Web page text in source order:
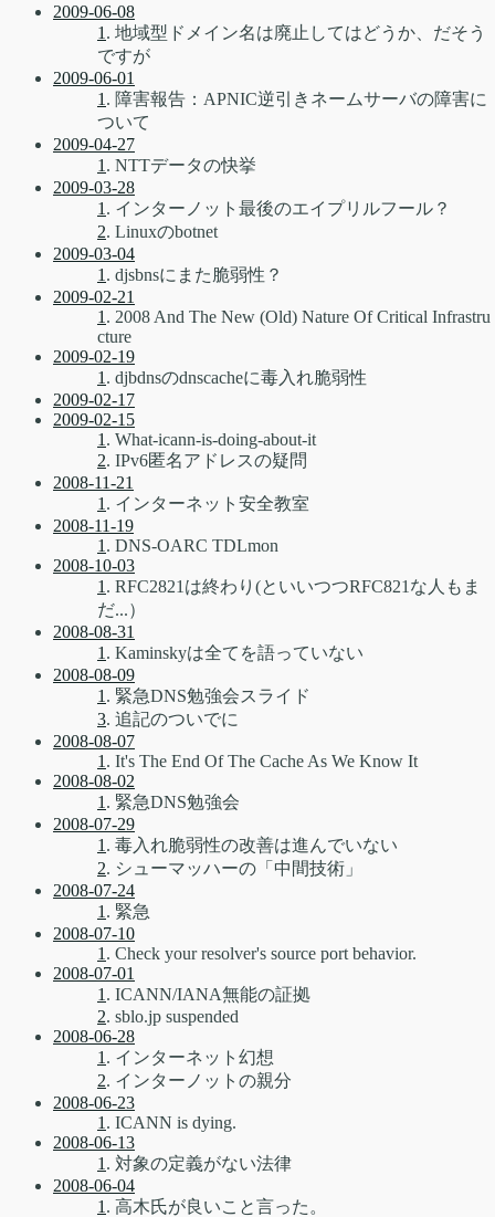
2009-06-08
1 . 地域型ドメイン名は廃止してはどうか、だそう
ですが
2009-06-01
1 . 障害報告：APNIC逆引きネームサーバの障害に
ついて
2009-04-27
1 . NTTデータの快挙
2009-03-28
1 . インターノット最後のエイプリルフール？
2. Linuxのbotnet
2009-03-04
1 . djsbnsにまた脆弱性？
2009-02-21
1 . 2008 And The New (Old) Nature Of Critical Infrastru
cture
2009-02-19
1 . djbdnsのdnscacheに毒入れ脆弱性
2009-02-17
2009-02-15
1 . What-icann-is-doing-about-it
2. IPv6匿名アドレスの疑問
2008-11-21
1 . インターネット安全教室
2008-11-19
1 . DNS-OARC TDLmon
2008-10-03
1 . RFC2821は終わり(といいつつRFC821な人もま
だ...）
2008-08-31
1 . Kaminskyは全てを語っていない
2008-08-09
1 . 緊急DNS勉強会スライド
3. 追記のついでに
2008-08-07
1 . It's The End Of The Cache As We Know It
2008-08-02
1 . 緊急DNS勉強会
2008-07-29
1 . 毒入れ脆弱性の改善は進んでいない
2. シューマッハーの「中間技術」
2008-07-24
1 . 緊急
2008-07-10
1 . Check your resolver's source port behavior.
2008-07-01
1 . ICANN/IANA無能の証拠
2. sblo.jp suspended
2008-06-28
1 . インターネット幻想
2. インターノットの親分
2008-06-23
1 . ICANN is dying.
2008-06-13
1 . 対象の定義がない法律
2008-06-04
1 . 高木氏が良いこと言った。